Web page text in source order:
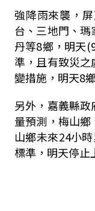
強降雨來襲，
台、三地門、
丹等8鄉，明天
準，且有致災
變措施，明天8
另外，嘉義縣
量預測，梅山
山鄉未來24小
標準，明天停止